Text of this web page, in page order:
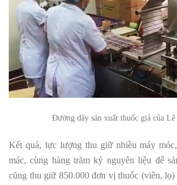
Đường dây sản xuất thuốc giả của Lê
Kết quả, lực lượng thu giữ nhiều máy
mác, cùng hàng trăm ký nguyên liệu để
cũng thu giữ 850.000 đơn vị thuốc (viên, lọ)